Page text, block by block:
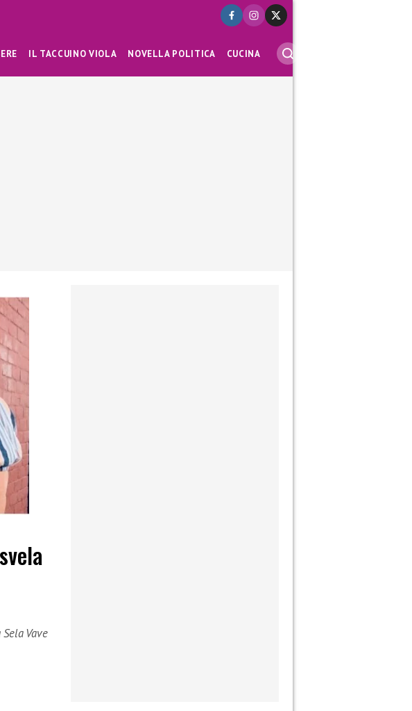
IL TACCUINO VIOLA NOVELLA POLITICA CUCINA
Vave